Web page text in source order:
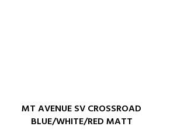
ODABERITE OPCIJE
MT AVENUE SV CROSSROAD
BLUE/WHITE/RED MATT